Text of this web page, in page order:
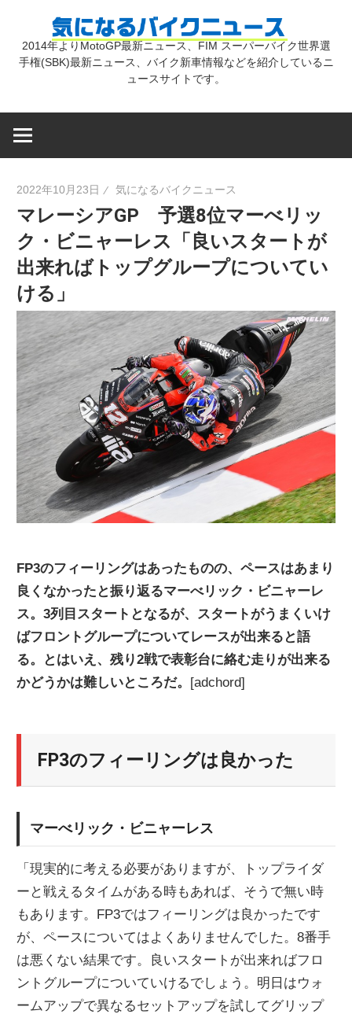
気
バ
イ
ク
ニ
ュ
ー
ス
2014年よりMotoGP最新ニュース、FIM スーパーバイク世界選
手権(SBK)最新ニュース、バイク新車情報などを紹介しているニ
ュースサイトです。
2022年10月23日 気になるバイクニュース
マレーシアGP 予選8位マーべリッ
ク・ビニャーレス「良いスタートが
出来ればトップグループについてい
ける」
FP3のフィーリングはあったものの、ペースはあまり
良くなかったと振り返るマーべリック・ビニャーレ
ス。3列目スタートとなるが、スタートがうまくいけ
ばフロントグループについてレースが出来ると語
る。とはいえ、残り2戦で表彰台に絡む走りが出来る
かどうかは難しいところだ。 [adchord]
FP3のフィーリングは良かった
マーべリック・ビニャーレス
「現実的に考える必要がありますが、トップライダ
ーと戦えるタイムがある時もあれば、そうで無い時
もあります。FP3ではフィーリングは良かったです
が、ペースについてはよくありませんでした。8番手
は悪くない結果です。良いスタートが出来ればフロ
ントグループについていけるでしょう。明日はウォ
ームアップで異なるセットアップを試してグリップ